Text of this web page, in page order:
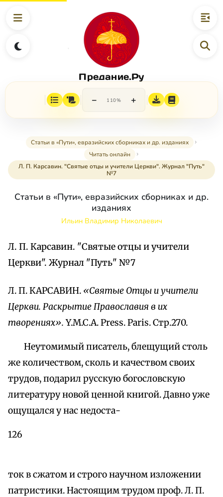
Предание.Ру
− 110% +
Статьи в «Пути», евразийских сборниках и др. изданиях
Читать онлайн
Л. П. Карсавин. "Святые отцы и учители Церкви". Журнал "Путь"
№7
Статьи в «Пути», евразийских сборниках и др.
изданиях
Ильин Владимир Николаевич
Л. П. Карсавин. "Святые отцы и учители
Церкви". Журнал "Путь" №7
Л. П. КАРСАВИН. «Святые Отцы и учители
Церкви. Раскрытие Православия в их
творениях».Y.M.C.A. Press. Paris. Стр.270.
Неутомимый писатель, блещущий столь
же количеством, сколь и качеством своих
трудов, подарил русскую богословскую
литературу новой ценной книгой. Давно уже
ощущался у нас недоста-
126
ток в сжатом и строго научном изложении
патристики. Настоящим трудом проф. Л. П.